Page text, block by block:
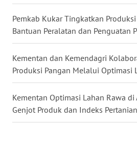
Pemkab Kukar Tingkatkan
Bantuan Peralatan dan Penguatan
Kementan dan Kemendagri
Produksi Pangan Melalui Optimasi
Kementan Optimasi Lahan Rawa di
Genjot Produk dan Indeks Pertanian
DAIRI
DANAU
TOBA
WN
NIAS